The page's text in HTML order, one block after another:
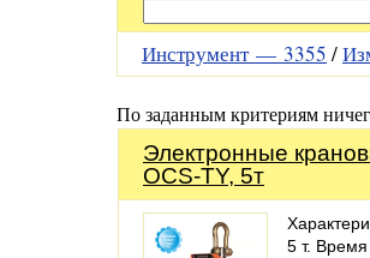
Инструмент — 3355 /
По заданным критериям
Электронные
OCS-TY, 5т
5 т.